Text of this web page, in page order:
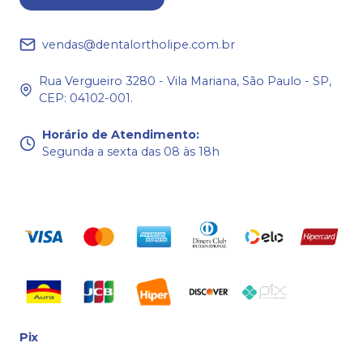
vendas@dentalortholipe.com.br
Rua Vergueiro 3280 - Vila Mariana, São Paulo - SP,
CEP: 04102-001.
Horário de Atendimento:
Segunda a sexta das 08 às 18h
Pix